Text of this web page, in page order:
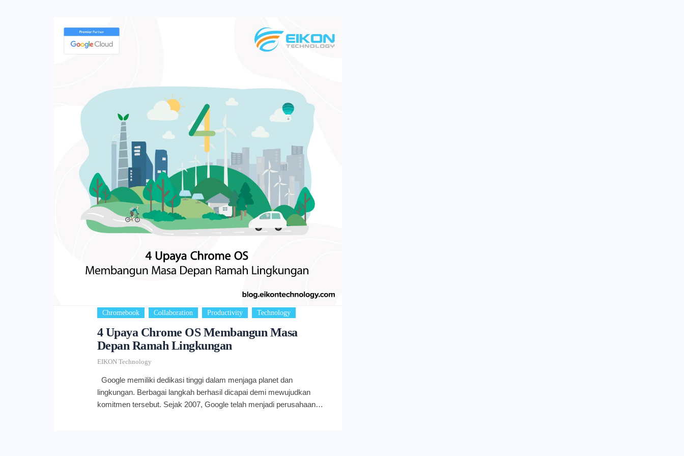
Chromebook Collaboration Productivity Technology
4 Upaya Chrome OS Membangun Masa
Depan Ramah Lingkungan
EIKON Technology
Google memiliki dedikasi tinggi dalam menjaga planet dan
lingkungan. Berbagai langkah berhasil dicapai demi mewujudkan
komitmen tersebut. Sejak 2007, Google telah menjadi perusahaan